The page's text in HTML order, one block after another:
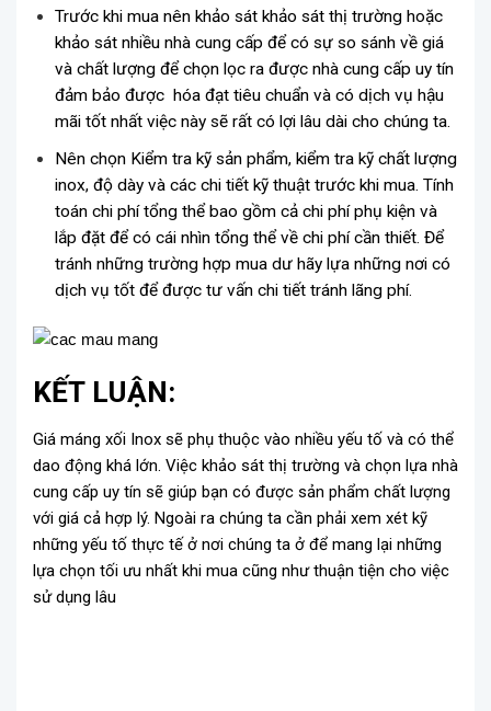
Trước khi mua nên khảo sát khảo sát thị trường hoặc
khảo sát nhiều nhà cung cấp để có sự so sánh về giá
và chất lượng để chọn lọc ra được nhà cung cấp uy tín
đảm bảo được hóa đạt tiêu chuẩn và có dịch vụ hậu
mãi tốt nhất việc này sẽ rất có lợi lâu dài cho chúng ta.
Nên chọn Kiểm tra kỹ sản phẩm, kiểm tra kỹ chất lượng
inox, độ dày và các chi tiết kỹ thuật trước khi mua. Tính
toán chi phí tổng thể bao gồm cả chi phí phụ kiện và
lắp đặt để có cái nhìn tổng thể về chi phí cần thiết. Để
tránh những trường hợp mua dư hãy lựa những nơi có
dịch vụ tốt để được tư vấn chi tiết tránh lãng phí.
KẾT LUẬN:
Giá máng xối Inox sẽ phụ thuộc vào nhiều yếu tố và có thể
dao động khá lớn. Việc khảo sát thị trường và chọn lựa nhà
cung cấp uy tín sẽ giúp bạn có được sản phẩm chất lượng
với giá cả hợp lý. Ngoài ra chúng ta cần phải xem xét kỹ
những yếu tố thực tế ở nơi chúng ta ở để mang lại những
lựa chọn tối ưu nhất khi mua cũng như thuận tiện cho việc
sử dụng lâu